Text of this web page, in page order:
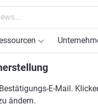
E-Mail.
ändern.